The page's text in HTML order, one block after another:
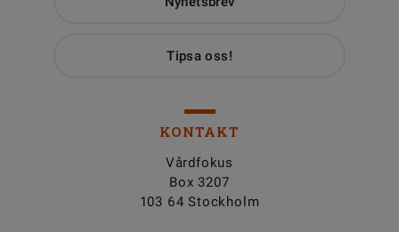
Tipsa oss!
KONTAKT
Vårdfokus
Box 3207
103 64 Stockholm